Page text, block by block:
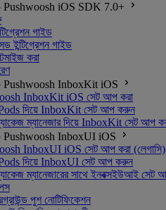
Pushwoosh iOS SDK 7.0+
গাইড
ইন্টিগ্রেশন গাইড
করা
Pushwoosh InboxKit iOS
InboxKit iOS সেট আপ করা
দিয়ে InboxKit সেট আপ করুন
ম্যানেজার দিয়ে InboxKit সেট আপ
Pushwoosh InboxUI iOS
InboxUI iOS সেট আপ করা (লেগাসি)
দিয়ে InboxUI সেট আপ করুন
ম্যানেজারের সাথে ইনবক্সইউআই সেট
পুশ নোটিফিকেশন